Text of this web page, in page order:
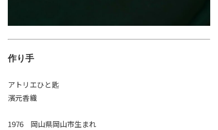
作り手
アトリエひと匙
濱元香織
1976 岡山県岡山市生まれ